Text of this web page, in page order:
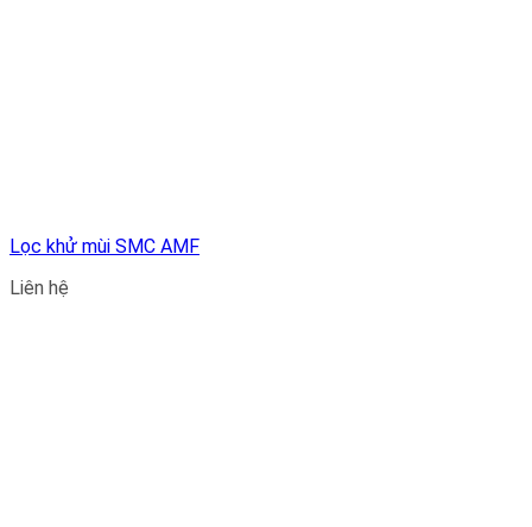
Lọc khử mùi SMC AMF
Liên hệ